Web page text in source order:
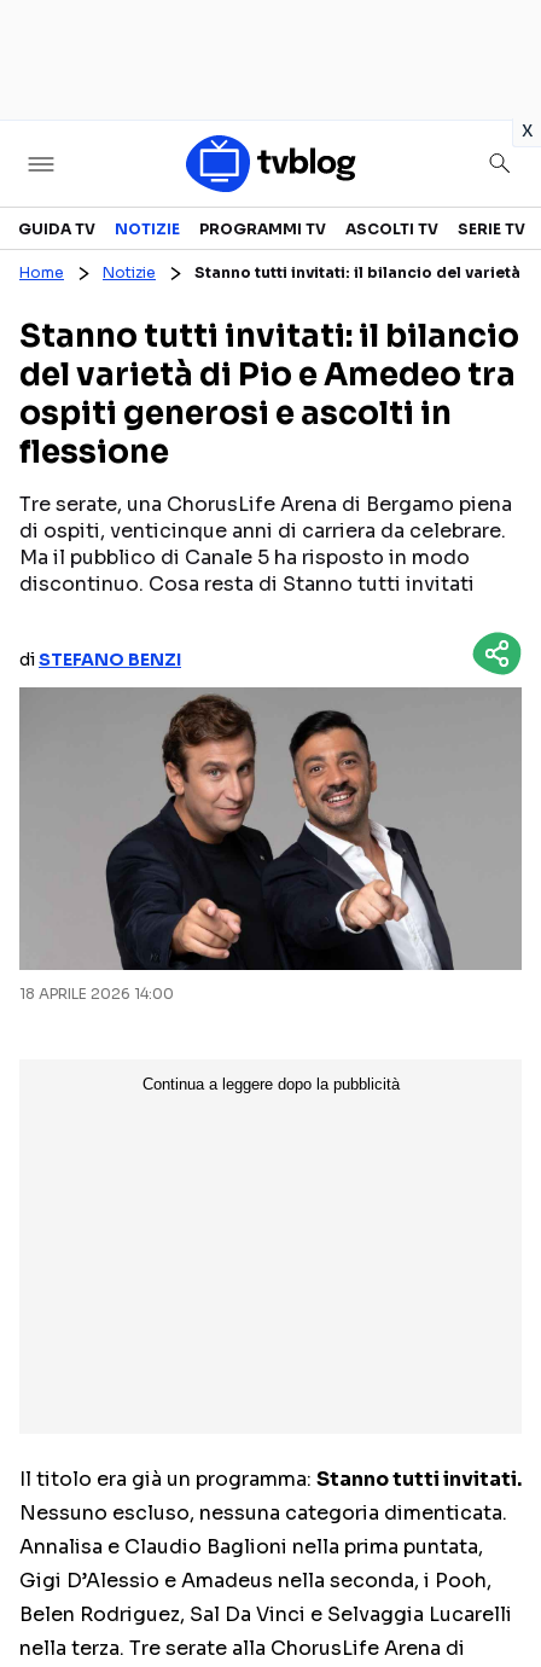
x
Televisione
CANALI TV
PROGRAMMI TV
PERSONAGGI TV
SERIE TV
REALITY SHOW
FICTION
Streaming
NETFLIX
DISNEY+
MEDIASET INFINITY
ANTEPRIME
RETROSCENA
INTERVISTE
RUBRICHE
GUIDA TV NOTIZIE PROGRAMMI TV ASCOLTI TV SERIE TV
Home Notizie Stanno tutti invitati: il bilancio del varietà
Stanno tutti invitati: il bilancio
del varietà di Pio e Amedeo tra
ospiti generosi e ascolti in
flessione
Tre serate, una ChorusLife Arena di Bergamo piena
di ospiti, venticinque anni di carriera da celebrare.
Ma il pubblico di Canale 5 ha risposto in modo
discontinuo. Cosa resta di Stanno tutti invitati
diSTEFANO BENZI
18 APRILE 2026 14:00
Il titolo era già un programma: Stanno tutti invitati.
Nessuno escluso, nessuna categoria dimenticata.
Annalisa e Claudio Baglioni nella prima puntata,
Gigi D’Alessio e Amadeus nella seconda, i Pooh,
Belen Rodriguez, Sal Da Vinci e Selvaggia Lucarelli
nella terza. Tre serate alla ChorusLife Arena di